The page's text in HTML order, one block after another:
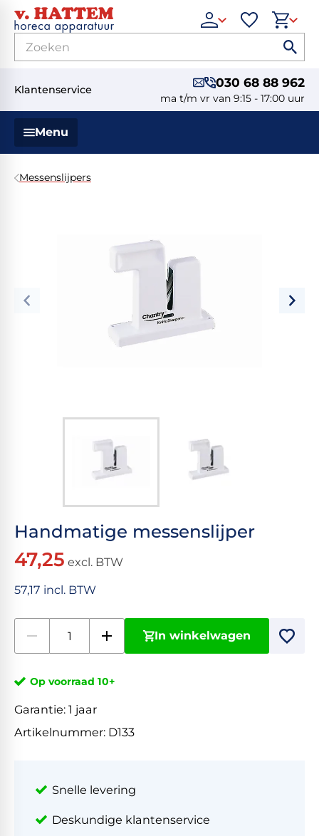
Klantenservice 030 68 88 962
ma t/m vr van 9:15 - 17:00 uur
Menu
Messenslijpers
Handmatige messenslijper
47,25 excl. BTW
57,17 incl. BTW
In winkelwagen
Op voorraad 10+
Garantie: 1 jaar
Artikelnummer: D133
Snelle levering
Deskundige klantenservice